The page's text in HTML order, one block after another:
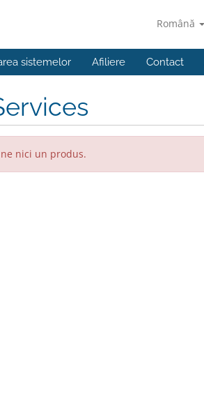
Română
sistemelor Afiliere Contact
nici un produs.